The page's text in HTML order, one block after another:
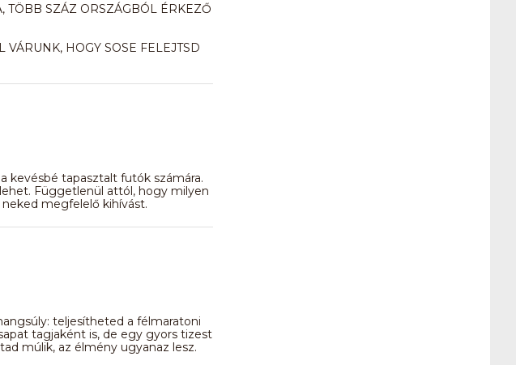
TÖBB SZÁZ ORSZÁGBÓL ÉRKEZŐ
HOGY SOSE FELEJTSD
kevésbé tapasztalt futók számára.
Függetlenül attól, hogy milyen
megfelelő kihívást.
teljesítheted a félmaratoni
tagjaként is, de egy gyors tizest
múlik, az élmény ugyanaz lesz.